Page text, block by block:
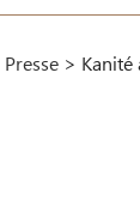
Presse > Kanité